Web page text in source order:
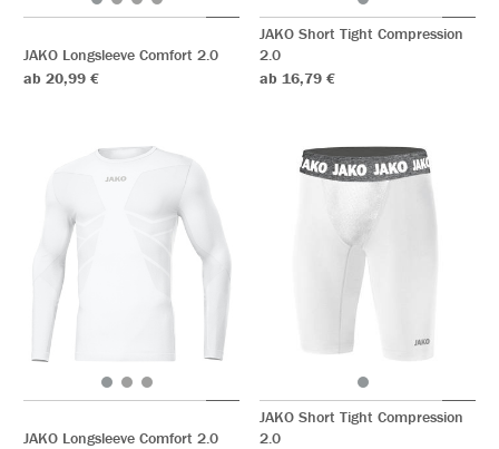
JAKO Longsleeve Comfort 2.0
ab 20,99 €
JAKO Short Tight Compression
2.0
ab 16,79 €
JAKO Longsleeve Comfort 2.0
JAKO Short Tight Compression
2.0